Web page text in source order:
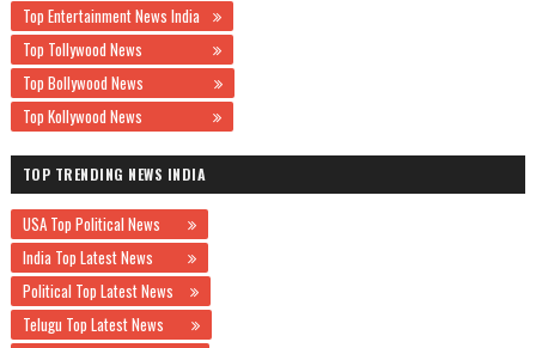
Top Entertainment News India
Top Tollywood News
Top Bollywood News
Top Kollywood News
TOP TRENDING NEWS INDIA
USA Top Political News
India Top Latest News
Political Top Latest News
Telugu Top Latest News